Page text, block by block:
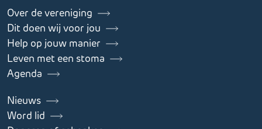
Over de vereniging
Dit doen wij voor jou
Help op jouw manier
Leven met een stoma
Agenda
Nieuws
Word lid